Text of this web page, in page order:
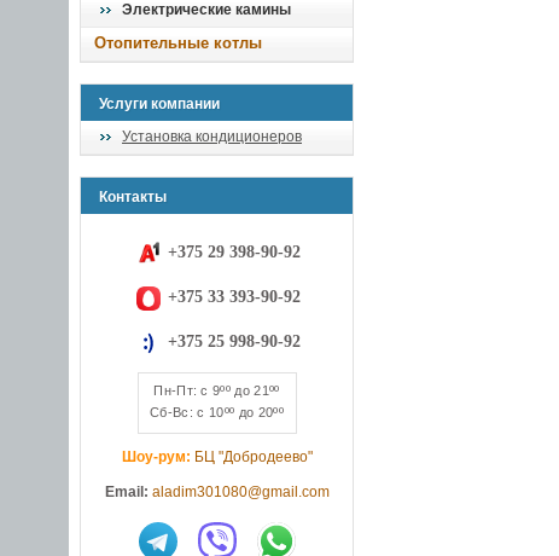
Электрические камины
Отопительные котлы
Услуги компании
Установка кондиционеров
Контакты
+375 29 398-90-92
+375 33 393-90-92
+375 25 998-90-92
Пн-Пт: с 9ºº до 21ºº
Сб-Вс: с 10ºº до 20ºº
Шоу-рум: БЦ "Добродеево"
Email: aladim301080@gmail.com